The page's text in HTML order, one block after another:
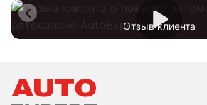
Отзыв клиента